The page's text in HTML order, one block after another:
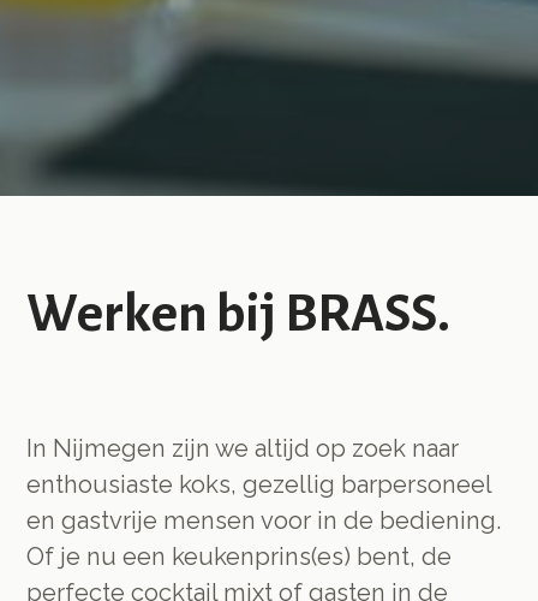
Werken bij BRASS.
In Nijmegen zijn we altijd op zoek naar
enthousiaste koks, gezellig barpersoneel
en gastvrije mensen voor in de bediening.
Of je nu een keukenprins(es) bent, de
perfecte cocktail mixt of gasten in de